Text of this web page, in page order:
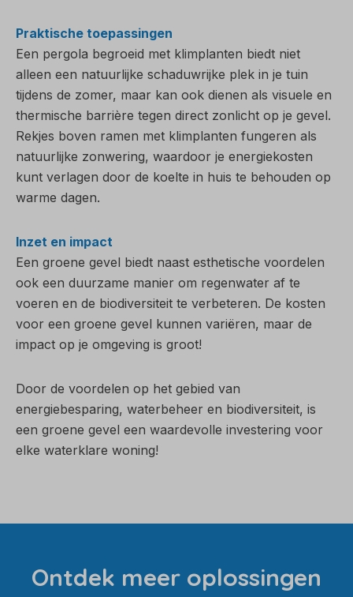
Praktische toepassingen
Een pergola begroeid met klimplanten biedt niet
alleen een natuurlijke schaduwrijke plek in je tuin
tijdens de zomer, maar kan ook dienen als visuele en
thermische barrière tegen direct zonlicht op je gevel.
Rekjes boven ramen met klimplanten fungeren als
natuurlijke zonwering, waardoor je energiekosten
kunt verlagen door de koelte in huis te behouden op
warme dagen.
Inzet en impact
Een groene gevel biedt naast esthetische voordelen
ook een duurzame manier om regenwater af te
voeren en de biodiversiteit te verbeteren. De kosten
voor een groene gevel kunnen variëren, maar de
impact op je omgeving is groot!
Door de voordelen op het gebied van
energiebesparing, waterbeheer en biodiversiteit, is
een groene gevel een waardevolle investering voor
elke waterklare woning!
Ontdek meer oplossingen